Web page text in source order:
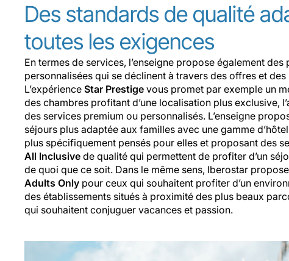
Des standards de qualité
toutes les exigences
En termes de services, l’enseigne propose également des
personnalisées qui se déclinent à travers des offres et
L’expérience Star Prestige vous promet par exemple un
des chambres profitant d’une localisation plus exclusive,
des services premium ou personnalisés. L’enseigne
séjours plus adaptée aux familles avec une gamme
plus spécifiquement pensés pour elles et proposant des
All Inclusive de qualité qui permettent de profiter d’un
de quoi que ce soit. Dans le même sens, Iberostar
Adults Only pour ceux qui souhaitent profiter d’un
des établissements situés à proximité des plus beaux
qui souhaitent conjuguer vacances et passion.